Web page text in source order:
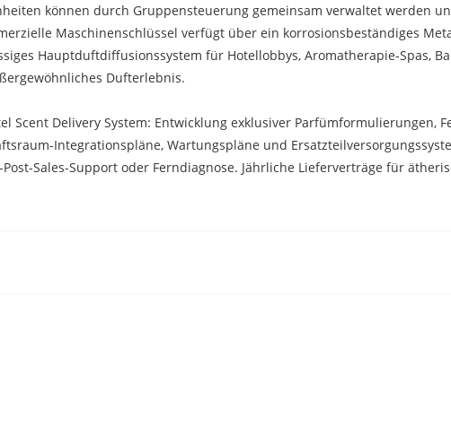
können durch Gruppensteuerung gemeinsam verwaltet werden
Maschinenschlüssel verfügt über ein korrosionsbeständiges
Hauptduftdiffusionssystem für Hotellobbys, Aromatherapie-Spas,
Dufterlebnis.
Scent Delivery System: Entwicklung exklusiver Parfümformulierungen,
Integrationspläne, Wartungspläne und
Sales-Support oder Ferndiagnose. Jährliche Lieferverträge für